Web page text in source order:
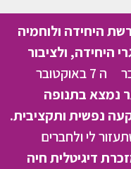
היחידה ולוחמיה
היחידה, ולציבור
היום יותר מתמיד, אחרי משבר ה 7 באוקטובר
נמצא בתנופה
נפשית ותקציבית.
לי ולחברים
דיגיטלית חיה